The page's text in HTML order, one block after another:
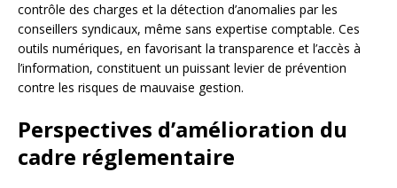
contrôle des charges et la détection d’anomalies par les
conseillers syndicaux, même sans expertise comptable. Ces
outils numériques, en favorisant la transparence et l’accès à
l’information, constituent un puissant levier de prévention
contre les risques de mauvaise gestion.
Perspectives d’amélioration du
cadre réglementaire